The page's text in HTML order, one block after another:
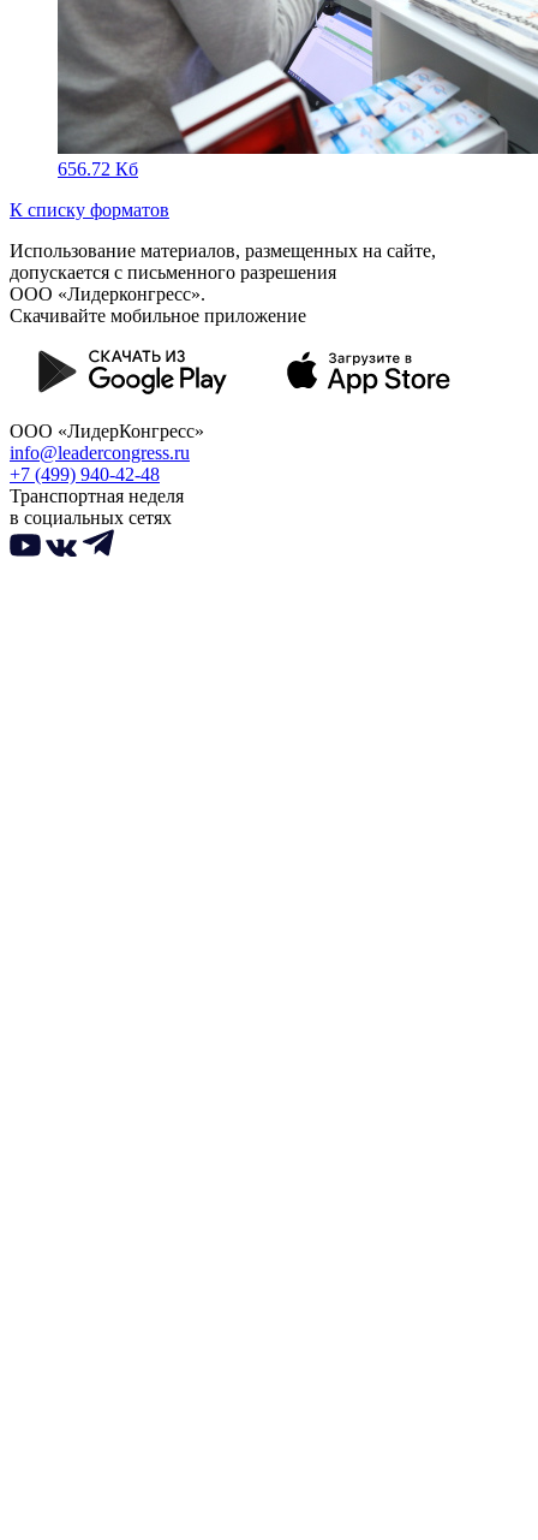
656.72 Кб
К списку форматов
Использование материалов, размещенных на сайте,
допускается с письменного разрешения
ООО «Лидерконгресс».
Скачивайте мобильное приложение
ООО «ЛидерКонгресс»
info@leadercongress.ru
+7 (499) 940-42-48
Транспортная неделя
в социальных сетях